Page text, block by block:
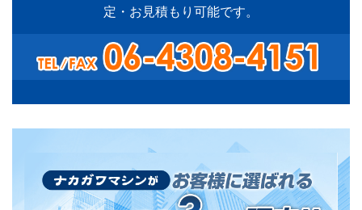
定・お見積もり可能です。